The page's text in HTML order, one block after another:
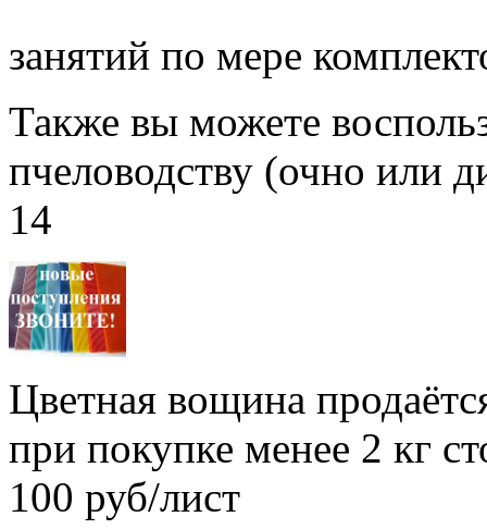
занятий по мере
Также вы можете
пчеловодству (очно или
14
Цветная вощина
при покупке менее 2 кг
100 руб/лист